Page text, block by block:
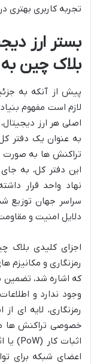
تجربه کاربری بهتری
بستر ارز
بلاک چین
پیش از آنکه به
لازم است مفهوم
اصلی هر ارز
به عنوان یک دفتر
تراکنش ها به صورت
این دفتر کل، به
نهاد واحد قرار
سراسر جهان توزیع
دلایل امنیت و
اجزای کلیدی بلاک
رمزنگاری و مکانیزم
که اشاره شد،
وجود ندارد و
رمزنگاری، لایه ای
خصوصی تراکنش ها
اعضای شبکه برای